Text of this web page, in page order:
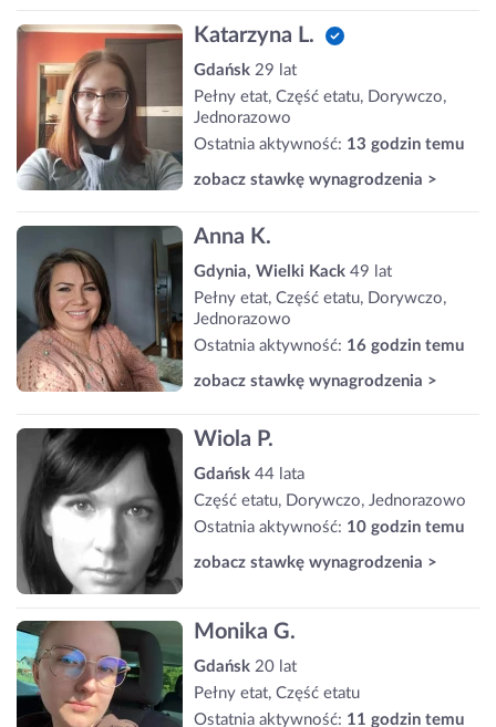
Katarzyna L.
Gdańsk 29 lat
Pełny etat, Część etatu, Dorywczo,
Jednorazowo
Ostatnia aktywność: 13 godzin temu
zobacz stawkę wynagrodzenia >
Anna K.
Gdynia, Wielki Kack 49 lat
Pełny etat, Część etatu, Dorywczo,
Jednorazowo
Ostatnia aktywność: 16 godzin temu
zobacz stawkę wynagrodzenia >
Wiola P.
Gdańsk 44 lata
Część etatu, Dorywczo, Jednorazowo
Ostatnia aktywność: 10 godzin temu
zobacz stawkę wynagrodzenia >
Monika G.
Gdańsk 20 lat
Pełny etat, Część etatu
Ostatnia aktywność: 11 godzin temu